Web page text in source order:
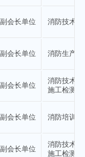
副会长单位 消防技术服
副会长单位 消防生产行
副会长单位
消防技术服
施工检测行
副会长单位 消防培训学
副会长单位
消防技术服
施工检测行